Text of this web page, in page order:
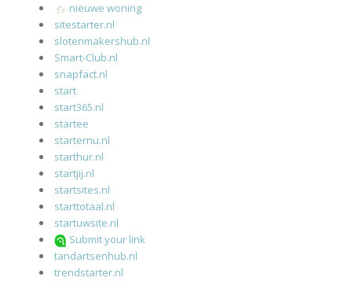
nieuwe woning
sitestarter.nl
slotenmakershub.nl
Smart-Club.nl
snapfact.nl
start
start365.nl
startee
starternu.nl
starthur.nl
startjij.nl
startsites.nl
starttotaal.nl
startuwsite.nl
Submit your link
tandartsenhub.nl
trendstarter.nl